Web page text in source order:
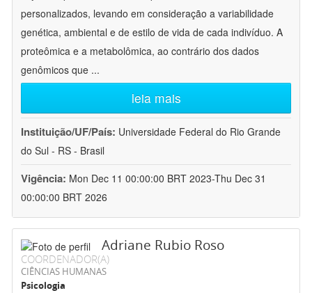
personalizados, levando em consideração a variabilidade
genética, ambiental e de estilo de vida de cada indivíduo. A
proteômica e a metabolômica, ao contrário dos dados
genômicos que ...
leia mais
Instituição/UF/País: Universidade Federal do Rio Grande
do Sul - RS - Brasil
Vigência: Mon Dec 11 00:00:00 BRT 2023-Thu Dec 31
00:00:00 BRT 2026
Adriane Rubio Roso
COORDENADOR(A)
CIÊNCIAS HUMANAS
Psicologia